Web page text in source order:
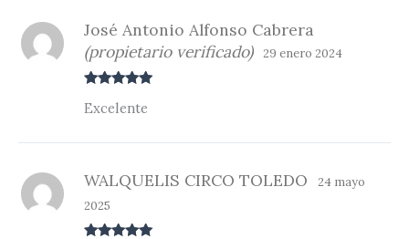
con5de 5
José Antonio Alfonso Cabrera
(propietario verificado)
29 enero 2024
Excelente
WALQUELIS CIRCO TOLEDO
24 mayo
2025